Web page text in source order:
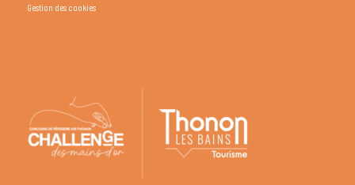
Gestion des cookies